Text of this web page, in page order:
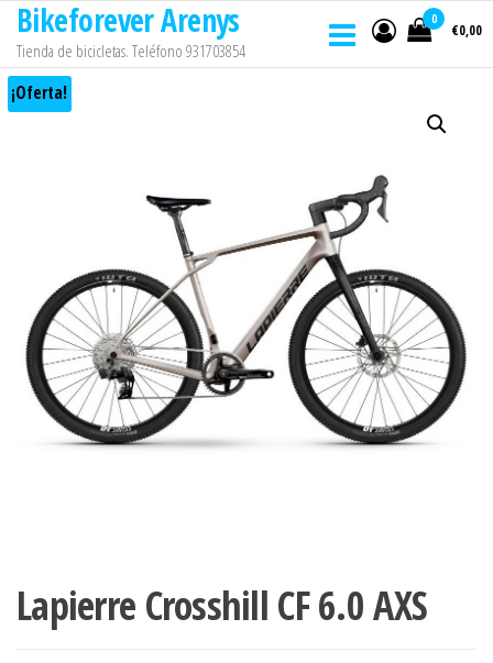
Saltar
contenido
Bikeforever Arenys
Tienda de bicicletas. Teléfono 931703854
0
€0,00
¡Oferta!
Lapierre Crosshill CF 6.0 AXS